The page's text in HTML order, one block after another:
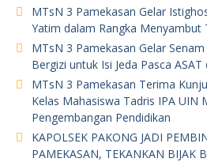
MTsN 3 Pamekasan Gelar
Yatim dalam Rangka Menyambut
MTsN 3 Pamekasan Gelar Senam
Bergizi untuk Isi Jeda Pasca
MTsN 3 Pamekasan Terima
Kelas Mahasiswa Tadris IPA UIN
Pengembangan Pendidikan
KAPOLSEK PAKONG JADI
PAMEKASAN, TEKANKAN BIJAK